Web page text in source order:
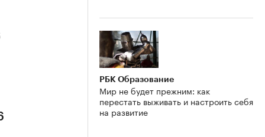
РБК Образование
Мир не будет прежним: как
перестать выживать и настроить себя
на развитие